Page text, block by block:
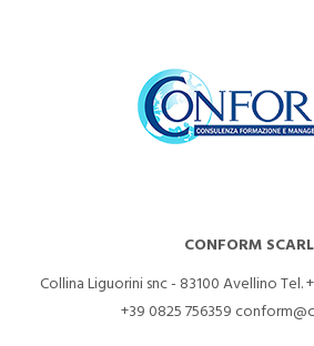
CONFORM SCARL
Collina Liguorini snc - 83100 AvellinoTel.
+39 0825 756359